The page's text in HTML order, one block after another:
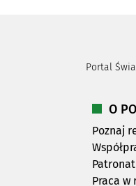
Portal
O
Poznaj
Patronat
Praca w